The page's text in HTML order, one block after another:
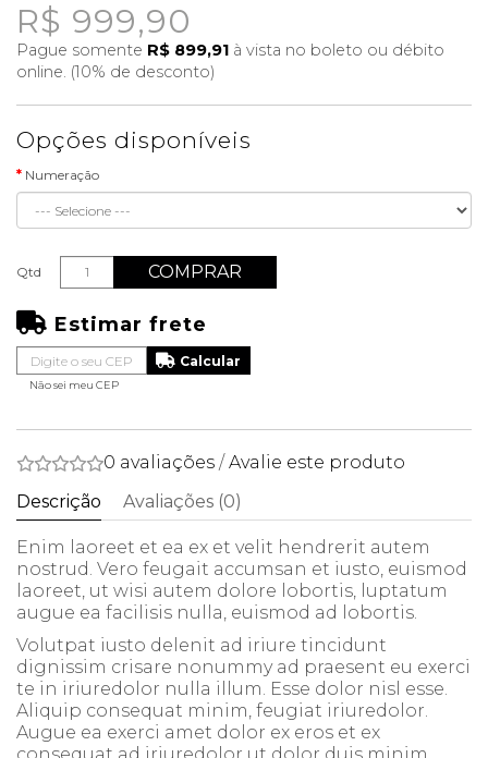
R$ 999,90
Pague somente R$ 899,91 à vista no boleto ou débito
online. (10% de desconto)
Opções disponíveis
Numeração
Qtd COMPRAR
Estimar frete
Não sei meu CEP
0 avaliações /Avalie este produto
Descrição
Avaliações (0)
Enim laoreet et ea ex et velit hendrerit autem
nostrud. Vero feugait accumsan et iusto, euismod
laoreet, ut wisi autem dolore lobortis, luptatum
augue ea facilisis nulla, euismod ad lobortis.
Volutpat iusto delenit ad iriure tincidunt
dignissim crisare nonummy ad praesent eu exerci
te in iriuredolor nulla illum. Esse dolor nisl esse.
Aliquip consequat minim, feugiat iriuredolor.
Augue ea exerci amet dolor ex eros et ex